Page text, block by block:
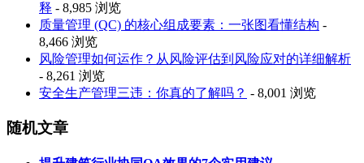
释 - 8,985 浏览
质量管理 (QC) 的核心组成要素：一张图看懂结构 -
8,466 浏览
风险管理如何运作？从风险评估到风险应对的详细解析
- 8,261 浏览
安全生产管理三违：你真的了解吗？ - 8,001 浏览
随机文章